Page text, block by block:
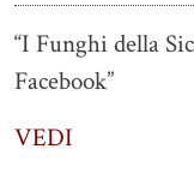
“I Funghi della
Facebook”
VEDI